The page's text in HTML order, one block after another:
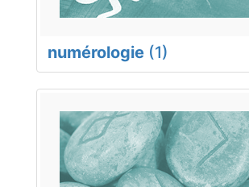
numérologie (1)